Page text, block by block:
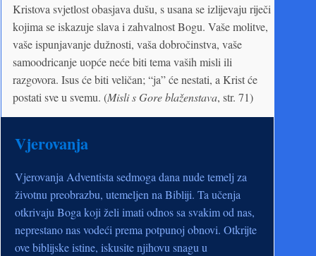
Kristova svjetlost obasjava dušu, s usana se izlijevaju riječi
kojima se iskazuje slava i zahvalnost Bogu. Vaše molitve,
vaše ispunjavanje dužnosti, vaša dobročinstva, vaše
samoodricanje uopće neće biti tema vaših misli ili
razgovora. Isus će biti veličan; “ja” će nestati, a Krist će
postati sve u svemu. (Misli s Gore blaženstava, str. 71)
Vjerovanja
Vjerovanja Adventista sedmoga dana nude temelj za
životnu preobrazbu, utemeljen na Bibliji. Ta učenja
otkrivaju Boga koji želi imati odnos sa svakim od nas,
neprestano nas vodeći prema potpunoj obnovi. Otkrijte
ove biblijske istine, iskusite njihovu snagu u